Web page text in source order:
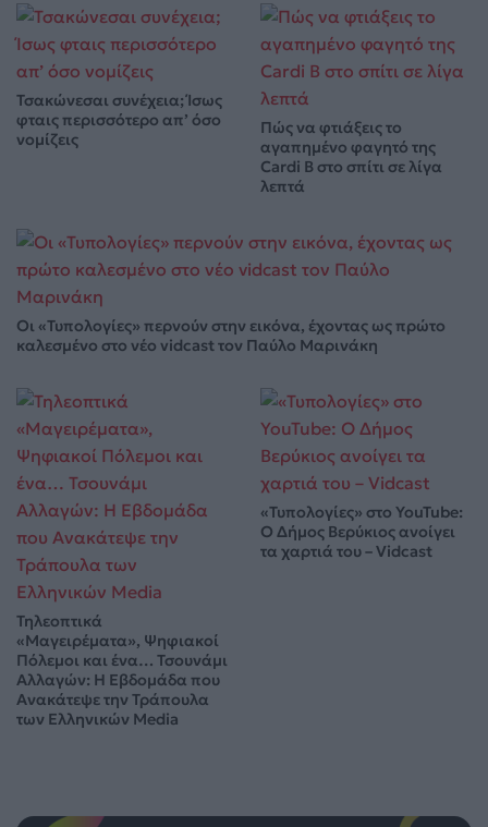
Τσακώνεσαι συνέχεια; Ίσως
φταις περισσότερο απ’ όσο
νομίζεις
Πώς να φτιάξεις το
αγαπημένο φαγητό της
Cardi B στο σπίτι σε λίγα
λεπτά
Οι «Τυπολογίες» περνούν στην εικόνα, έχοντας ως πρώτο
καλεσμένο στο νέο vidcast τον Παύλο Μαρινάκη
Τηλεοπτικά
«Μαγειρέματα», Ψηφιακοί
Πόλεμοι και ένα… Τσουνάμι
Αλλαγών: Η Εβδομάδα που
Ανακάτεψε την Τράπουλα
των Ελληνικών Media
«Τυπολογίες» στο YouTube:
Ο Δήμος Βερύκιος ανοίγει
τα χαρτιά του – Vidcast